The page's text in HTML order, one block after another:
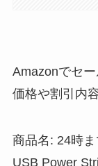
Amazonでセー
価格や割引内
商品名: 24時
USB Power